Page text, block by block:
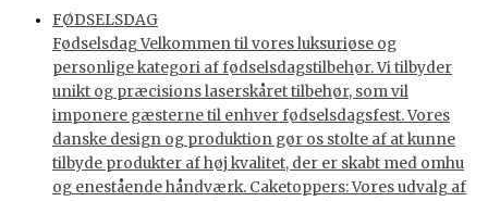
FØDSELSDAG
Fødselsdag Velkommen til vores luksuriøse og
personlige kategori af fødselsdagstilbehør. Vi tilbyder
unikt og præcisions laserskåret tilbehør, som vil
imponere gæsterne til enhver fødselsdagsfest. Vores
danske design og produktion gør os stolte af at kunne
tilbyde produkter af høj kvalitet, der er skabt med omhu
og enestående håndværk. Caketoppers: Vores udvalg af